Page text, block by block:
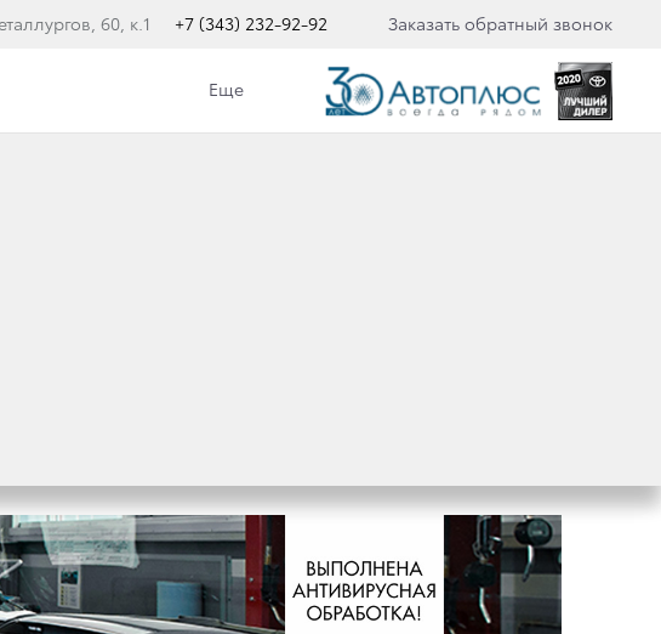
60, к.1 +7 (343) 232-92-92 Заказать обратный звонок
Еще
В НАШЕЙ
МЕРЫ ЗАЩИТЫ.